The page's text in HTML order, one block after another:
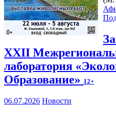
XXII
лаборатория
Образование» 12+
06.07.2026 Новости